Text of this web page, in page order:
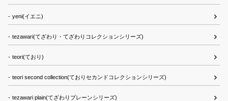
yeni(イエニ)
tezawari(てざわり・てざわりコレクションシリーズ)
teori(ており)
teori second collection(ておりセカンドコレクションシリーズ)
tezawari plain(てざわりプレーンシリーズ)